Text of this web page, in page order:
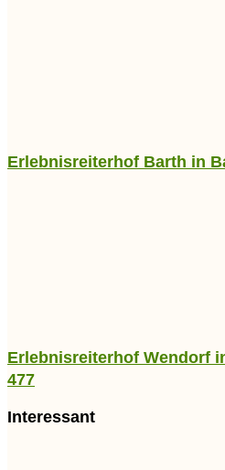
Erlebnisreiterhof Barth in
Erlebnisreiterhof Wendorf
477
Interessant